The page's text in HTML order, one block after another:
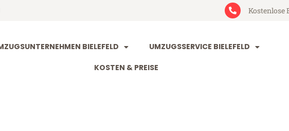
Kostenlose
BIELEFELD UMZUGSSERVICE BIELEFELD
KOSTEN & PREISE